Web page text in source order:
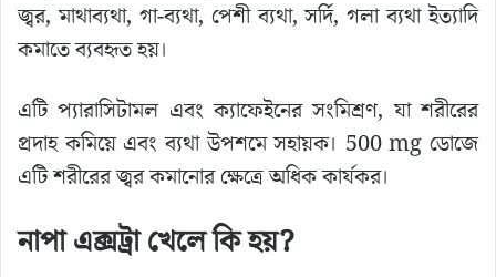
জ্বর, মাথাব্যথা, গা-ব্যথা, পেশী ব্যথা, সর্দি, গলা ব্যথা ইত্যাদি
কমাতে ব্যবহৃত হয়।
এটি প্যারাসিটামল এবং ক্যাফেইনের সংমিশ্রণ, যা শরীরের
প্রদাহ কমিয়ে এবং ব্যথা উপশমে সহায়ক। 500 mg ডোজে
এটি শরীরের জ্বর কমানোর ক্ষেত্রে অধিক কার্যকর।
নাপা এক্সট্রা খেলে কি হয়?